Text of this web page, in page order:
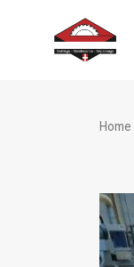
Home